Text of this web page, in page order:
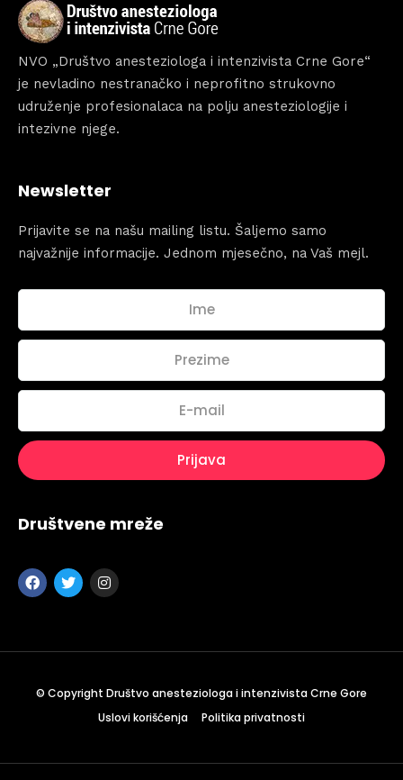
NVO „Društvo anesteziologa i intenzivista Crne Gore“
je nevladino nestranačko i neprofitno strukovno
udruženje profesionalaca na polju anesteziologije i
intezivne njege.
Newsletter
Prijavite se na našu mailing listu. Šaljemo samo
najvažnije informacije. Jednom mjesečno, na Vaš mejl.
Društvene mreže
© Copyright Društvo anesteziologa i intenzivista Crne Gore
Uslovi korišćenja
Politika privatnosti
Engineering Growth
When
December 23 to 26, 2022
Where
467 Davidson ave
Get directions